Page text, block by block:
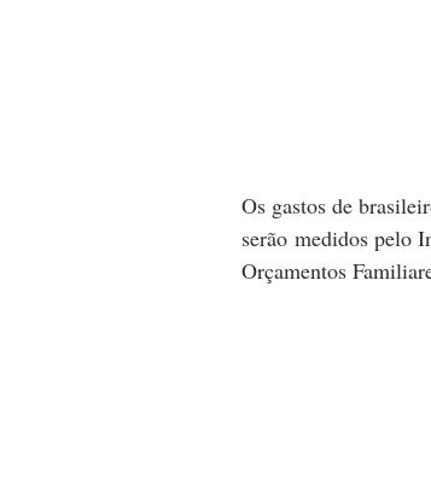
Os gastos de
serão medidos pelo
Orçamentos